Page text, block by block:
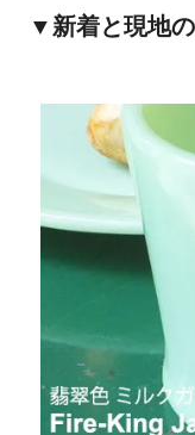
▼新着と現地